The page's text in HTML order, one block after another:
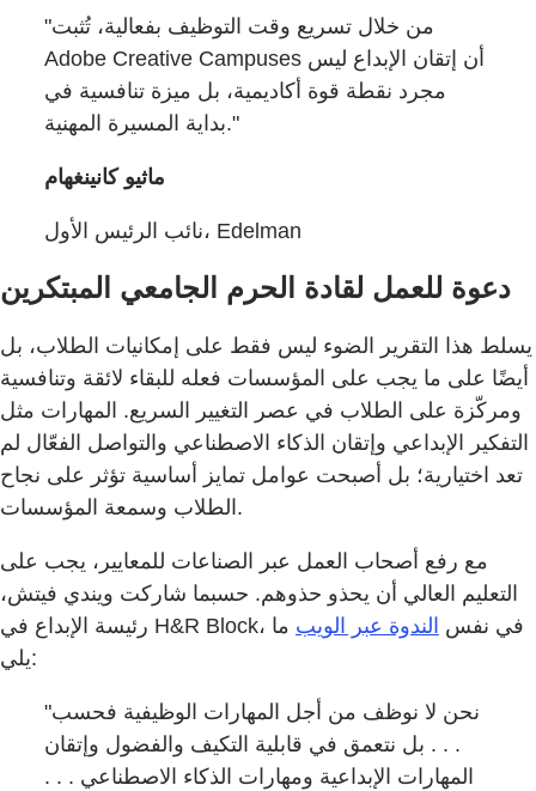
"من خلال تسريع وقت التوظيف بفعالية، تُثبت
Adobe Creative Campuses أن إتقان الإبداع ليس
مجرد نقطة قوة أكاديمية، بل ميزة تنافسية في
بداية المسيرة المهنية."
ماثيو كانينغهام
نائب الرئيس الأول، Edelman
دعوة للعمل لقادة الحرم الجامعي المبتكرين
يسلط هذا التقرير الضوء ليس فقط على إمكانيات الطلاب، بل
أيضًا على ما يجب على المؤسسات فعله للبقاء لائقة وتنافسية
ومركّزة على الطلاب في عصر التغيير السريع. المهارات مثل
التفكير الإبداعي وإتقان الذكاء الاصطناعي والتواصل الفعّال لم
تعد اختيارية؛ بل أصبحت عوامل تمايز أساسية تؤثر على نجاح
الطلاب وسمعة المؤسسات.
مع رفع أصحاب العمل عبر الصناعات للمعايير، يجب على
التعليم العالي أن يحذو حذوهم. حسبما شاركت ويندي فيتش،
رئيسة الإبداع في H&R Block، في نفس الندوة عبر الويب ما
يلي:
"نحن لا نوظف من أجل المهارات الوظيفية فحسب
. . . بل نتعمق في قابلية التكيف والفضول وإتقان
المهارات الإبداعية ومهارات الذكاء الاصطناعي . . .